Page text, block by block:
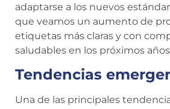
adaptarse a los nuevos
que veamos un aumento de
etiquetas más claras y con
saludables en los próximos
Tendencias
Una de las principales